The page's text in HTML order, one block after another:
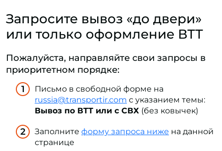
Запросите вывоз «до двери»
или только оформление ВТТ
Пожалуйста, направляйте свои запросы в
приоритетном порядке:
Письмо в свободной форме на
russia@transportir.com с указанием темы:
Вывоз по ВТТ или с СВХ (без ковычек)
Заполните форму запроса ниже на данной
странице